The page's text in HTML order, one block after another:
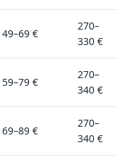
49–69 €
270–
330 €
59–79 €
270–
340 €
69–89 €
270–
340 €